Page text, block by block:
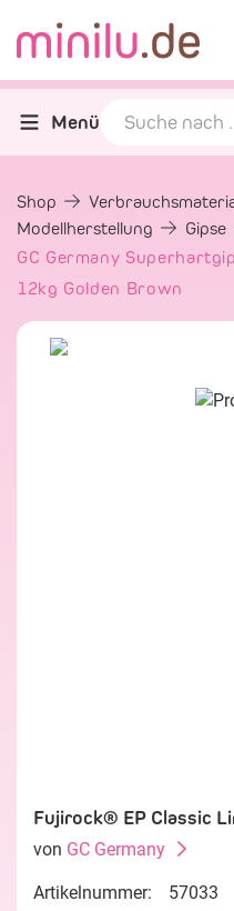
Menü
Shop
Modellherstellung
Gipse
GC Germany
12kg Golden Brown
Fujirock® EP Classic
von GC Germany
Artikelnummer: 57033